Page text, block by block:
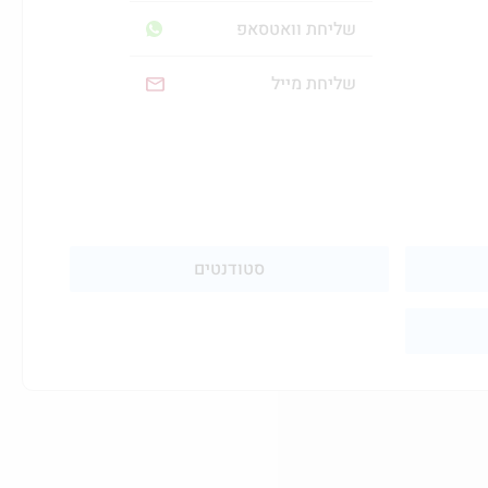
שליחת וואטסאפ
שליחת מייל
סטודנטים